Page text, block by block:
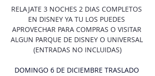
RELAJATE 3 NOCHES 2 DIAS COMPLETOS
EN DISNEY YA TU LOS PUEDES
APROVECHAR PARA COMPRAS O VISITAR
ALGUN PARQUE DE DISNEY O UNIVERSAL
(ENTRADAS NO INCLUIDAS)
DOMINGO 6 DE DICIEMBRE TRASLADO